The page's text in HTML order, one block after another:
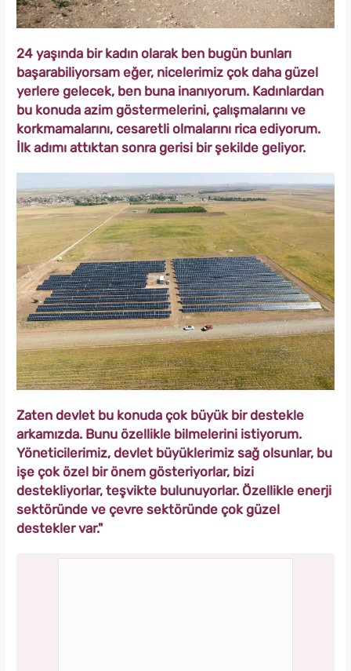
24 yaşında bir kadın olarak ben bugün bunları
başarabiliyorsam eğer, nicelerimiz çok daha güzel
yerlere gelecek, ben buna inanıyorum. Kadınlardan
bu konuda azim göstermelerini, çalışmalarını ve
korkmamalarını, cesaretli olmalarını rica ediyorum.
İlk adımı attıktan sonra gerisi bir şekilde geliyor.
Zaten devlet bu konuda çok büyük bir destekle
arkamızda. Bunu özellikle bilmelerini istiyorum.
Yöneticilerimiz, devlet büyüklerimiz sağ olsunlar, bu
işe çok özel bir önem gösteriyorlar, bizi
destekliyorlar, teşvikte bulunuyorlar. Özellikle enerji
sektöründe ve çevre sektöründe çok güzel
destekler var."